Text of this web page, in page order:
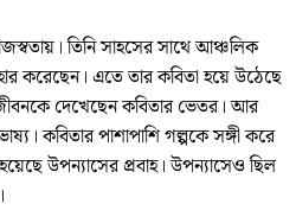
তিনি সাহসের সাথে আঞ্চলিক
করেছেন। এতে তার কবিতা হয়ে উঠেছে
দেখেছেন কবিতার ভেতর। আর
কবিতার পাশাপাশি গল্পকে সঙ্গী করে
উপন্যাসের প্রবাহ। উপন্যাসেও ছিল